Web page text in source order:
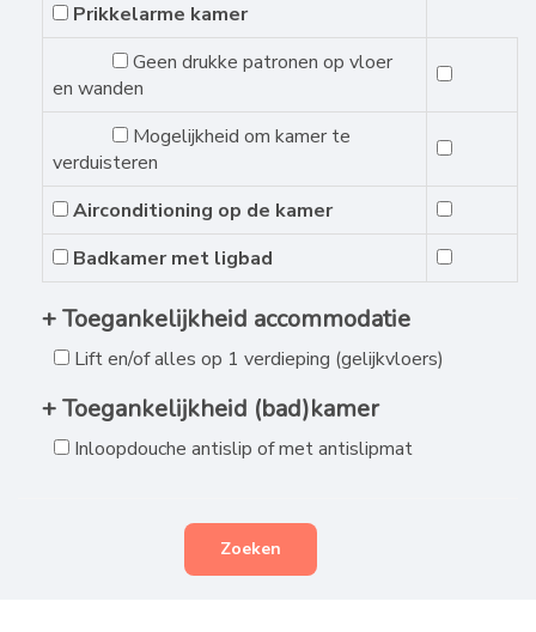
Prikkelarme kamer
Geen drukke patronen op vloer
en wanden
Mogelijkheid om kamer te
verduisteren
Airconditioning op de kamer
Badkamer met ligbad
+ Toegankelijkheid accommodatie
Lift en/of alles op 1 verdieping (gelijkvloers)
+ Toegankelijkheid (bad)kamer
Inloopdouche antislip of met antislipmat
Zoeken